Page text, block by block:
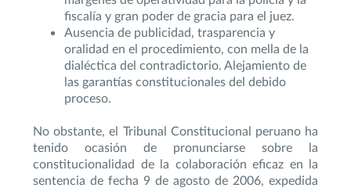
fiscalía y gran poder de gracia para el juez.
Ausencia de publicidad, trasparencia y
oralidad en el procedimiento, con mella de la
dialéctica del contradictorio. Alejamiento de
las garantías constitucionales del debido
proceso.
No obstante, el Tribunal Constitucional peruano ha
tenido ocasión de pronunciarse sobre la
constitucionalidad de la colaboración eficaz en la
sentencia de fecha 9 de agosto de 2006, expedida